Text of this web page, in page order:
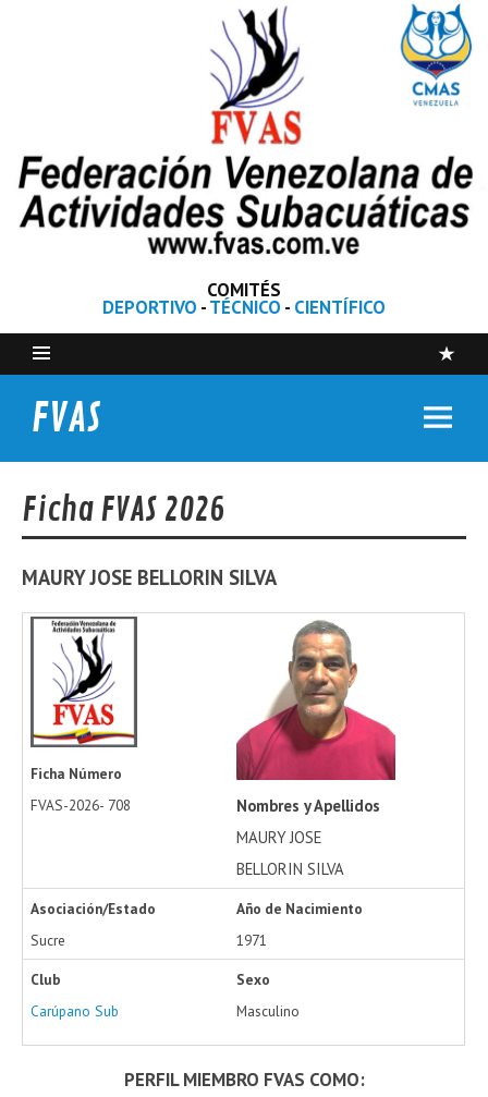
COMITÉS
DEPORTIVO -TÉCNICO - CIENTÍFICO
FVAS
Ficha FVAS 2026
MAURY JOSE BELLORIN SILVA
Ficha Número
FVAS-2026- 708
Nombres y Apellidos
MAURY JOSE
BELLORIN SILVA
Asociación/Estado
Sucre
Año de Nacimiento
1971
Club
Carúpano Sub
Sexo
Masculino
PERFIL MIEMBRO FVAS COMO: